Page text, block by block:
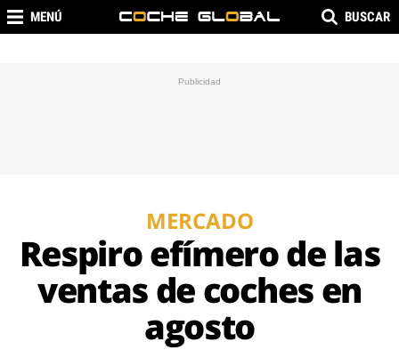
MENÚ BUSCAR
MERCADO
Respiro efímero de las
ventas de coches en
agosto